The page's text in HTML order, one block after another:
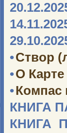
•Створ
•О
•Компас
КНИГА
КНИГА